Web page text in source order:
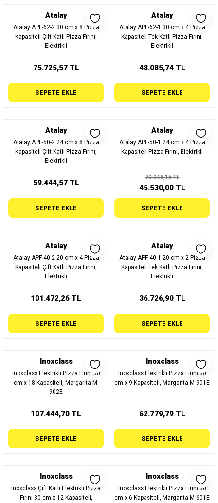
Atalay
Atalay APF-62-2 30 cm x 8 Pizza
Kapasiteli Çift Katlı Pizza Fırını,
Elektrikli
75.725,57 TL
SEPETE EKLE
Atalay
Atalay APF-62-1 30 cm x 4 Pizza
Kapasiteli Tek Katlı Pizza Fırını,
Elektrikli
48.085,74 TL
SEPETE EKLE
Atalay
Atalay APF-50-2 24 cm x 8 Pizza
Kapasiteli Çift Katlı Pizza Fırını,
Elektrikli
59.444,57 TL
SEPETE EKLE
Atalay
Atalay APF-50-1 24 cm x 4 Pizza
Kapasiteli Pizza Fırını, Elektrikli
70.046,15 TL
45.530,00 TL
SEPETE EKLE
Atalay
Atalay APF-40-2 20 cm x 4 Pizza
Kapasiteli Çift Katlı Pizza Fırını,
Elektrikli
101.472,26 TL
SEPETE EKLE
Atalay
Atalay APF-40-1 20 cm x 2 Pizza
Kapasiteli Tek Katlı Pizza Fırını,
Elektrikli
36.726,90 TL
SEPETE EKLE
Inoxclass
Inoxclass Elektrikli Pizza Fırını 30
cm x 18 Kapasiteli, Margarita M-
902E
107.444,70 TL
SEPETE EKLE
Inoxclass
Inoxclass Elektrikli Pizza Fırını 30
cm x 9 Kapasiteli, Margarita M-901E
62.779,79 TL
SEPETE EKLE
Inoxclass
Inoxclass Çift Katlı Elektrikli Pizza
Fırını 30 cm x 12 Kapasiteli,
Inoxclass
Inoxclass Elektrikli Pizza Fırını 30
cm x 6 Kapasiteli, Margarita M-601E